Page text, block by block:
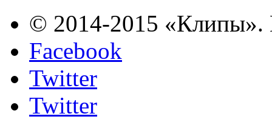
© 2014-2015 «Клипы».
Facebook
Twitter
Twitter